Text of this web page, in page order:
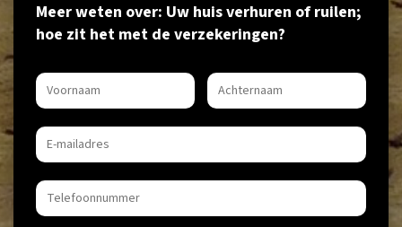
Meer weten over: Uw huis verhuren of ruilen;
hoe zit het met de verzekeringen?